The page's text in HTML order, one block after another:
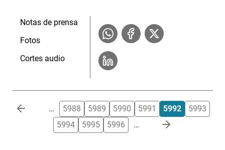
Notas de prensa
Fotos
Cortes audio
Paginación … 5988 5989 5990 5991 5992
5993
5994
5995 5996 …